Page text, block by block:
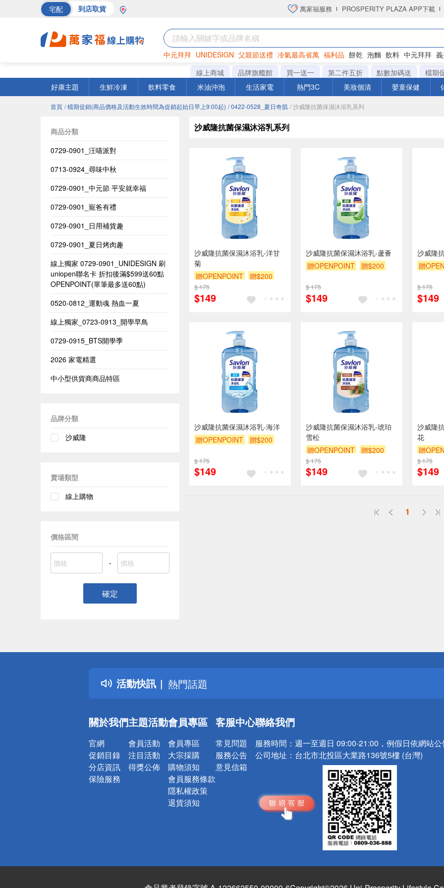
宅配 到店取貨 萬家福服務 PROSPERITY PLAZA APP下載
中元拜拜 UNIDESIGN 父親節送禮 冷氣最高省萬 福利品 餅乾 泡麵 飲料 中元拜拜
罐頭 海苔 洋芋片
線上商城 品牌旗艦館 買一送一 第二件五折 點數加碼送 檔期
好康主題
生鮮冷凍 飲料零食 米油沖泡 生活家電 熱門3C 美妝個清 嬰童保健
首頁 / 檔期促銷(商品價格及活動生效時間為促銷起始日早上9:00起) / 0422-0528_夏日奇肌 / 沙威隆抗菌保濕沐浴乳系列
商品分類
0729-0901_汪喵派對
0713-0924_尋味中秋
0729-0901_中元節 平安就幸福
0729-0901_寵爸有禮
0729-0901_日用補貨趣
0729-0901_夏日烤肉趣
線上獨家 0729-0901_UNIDESIGN​ 刷
uniopen聯名卡 折扣後滿$599送60點
OPENPOINT(單筆最多送60點)​
0520-0812_運動魂 熱血一夏
線上獨家_0723-0913_開學早鳥
0729-0915_BTS開學季
2026 家電精選
中小型供貨商商品特區
品牌分類
沙威隆
賣場類型
線上購物
價格區間
-
確定
沙威隆抗菌保濕沐浴乳系列
沙威隆抗菌保濕沐浴乳-洋甘
菊
贈OPENPOINT
贈$200
$ 175
$149
沙威隆抗菌保濕沐浴乳-蘆薈
贈OPENPOINT
贈$200
$ 175
$149
沙威隆
贈
$ 175
$149
沙威隆抗菌保濕沐浴乳-海洋
贈OPENPOINT
贈$200
$ 175
$149
沙威隆抗菌保濕沐浴乳-琥珀
雪松
贈OPENPOINT
贈$200
$ 175
$149
沙威隆
花
贈
$ 175
$149
1
活動快訊
詐騙網頁！請小心！
得獎公告
熱門話題
銀行優惠
詐騙網頁！請小心！
關於我們
官網
促銷目錄
分店資訊
保險服務
主題活動
會員活動
注目活動
得獎公佈
會員專區
會員專區
大宗採購
購物須知
會員服務條款
隱私權政策
退貨須知
客服中心
常見問題
服務公告
意見信箱
聯絡我們
服務時間： 週一至週日 09:00-21:00，例假日依網站
公司地址： 台北市北投區大業路136號5樓 (台灣)